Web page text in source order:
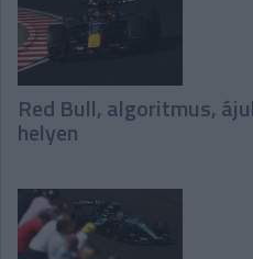
Red Bull, algoritmus,
helyen